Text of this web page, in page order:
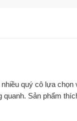
quý cô lựa
Sản phẩm